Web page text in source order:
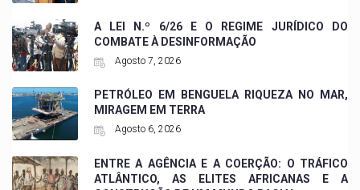
A LEI N.º 6/26 E O REGIME JURÍDICO DO
COMBATE À DESINFORMAÇÃO
Agosto 7, 2026
PETRÓLEO EM BENGUELA RIQUEZA NO MAR,
MIRAGEM EM TERRA
Agosto 6, 2026
ENTRE A AGÊNCIA E A COERÇÃO: O TRÁFICO
ATLÂNTICO, AS ELITES AFRICANAS E A